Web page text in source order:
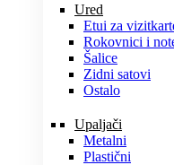
Ured
Etui za
Rokovnici i
Šalice
Zidni satovi
Ostalo
Upaljači
Metalni
Plastični